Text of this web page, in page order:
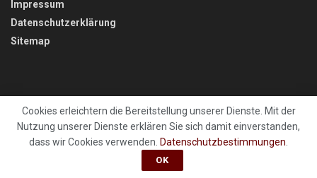
Impressum
Datenschutzerklärung
Sitemap
Kontakt Impressum Datenschutzerklärung
Cookies erleichtern die Bereitstellung unserer Dienste. Mit der
Nutzung unserer Dienste erklären Sie sich damit einverstanden,
dass wir Cookies verwenden. Datenschutzbestimmungen
OK